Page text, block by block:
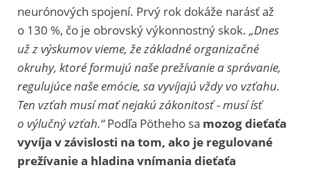
neurónových spojení. Prvý rok dokáže narásť až
o 130 %, čo je obrovský výkonnostný skok. „Dnes
už z výskumov vieme, že základné organizačné
okruhy, ktoré formujú naše prežívanie a správanie,
regulujúce naše emócie, sa vyvíjajú vždy vo vzťahu.
Ten vzťah musí mať nejakú zákonitosť - musí ísť
o výlučný vzťah.“Podľa Pötheho sa mozog dieťaťa
vyvíja v závislosti na tom, ako je regulované
prežívanie a hladina vnímania dieťaťa